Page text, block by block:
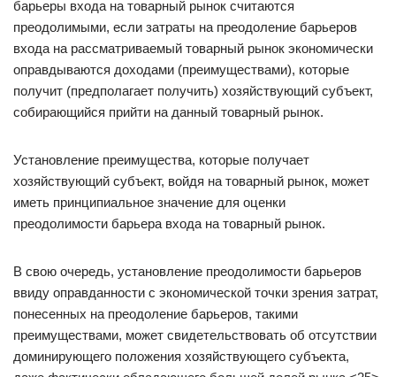
барьеры входа на товарный рынок считаются
преодолимыми, если затраты на преодоление барьеров
входа на рассматриваемый товарный рынок экономически
оправдываются доходами (преимуществами), которые
получит (предполагает получить) хозяйствующий субъект,
собирающийся прийти на данный товарный рынок.
Установление преимущества, которые получает
хозяйствующий субъект, войдя на товарный рынок, может
иметь принципиальное значение для оценки
преодолимости барьера входа на товарный рынок.
В свою очередь, установление преодолимости барьеров
ввиду оправданности с экономической точки зрения затрат,
понесенных на преодоление барьеров, такими
преимуществами, может свидетельствовать об отсутствии
доминирующего положения хозяйствующего субъекта,